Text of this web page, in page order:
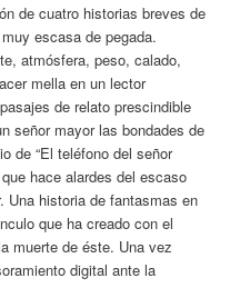
de cuatro historias breves de
escasa de pegada.
atmósfera, peso, calado,
mella en un lector
de relato prescindible
señor mayor las bondades de
de “El teléfono del señor
hace alardes del escaso
Una historia de fantasmas en
que ha creado con el
muerte de éste. Una vez
digital ante la